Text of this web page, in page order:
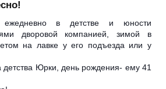
ежедневно в детстве и юности
дворовой компанией, зимой в
на лавке у его подъезда или у
детства Юрки, день рождения- ему 41